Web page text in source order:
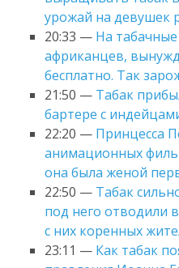
урожай на девушек
20:33 — На
африканцев,
бесплатно. Так
21:50 — Табак
бартере с
22:20 — Принцесса
анимационных
она была женой
22:50 — Табак
под него отводили
с них коренных
23:11 — Как табак